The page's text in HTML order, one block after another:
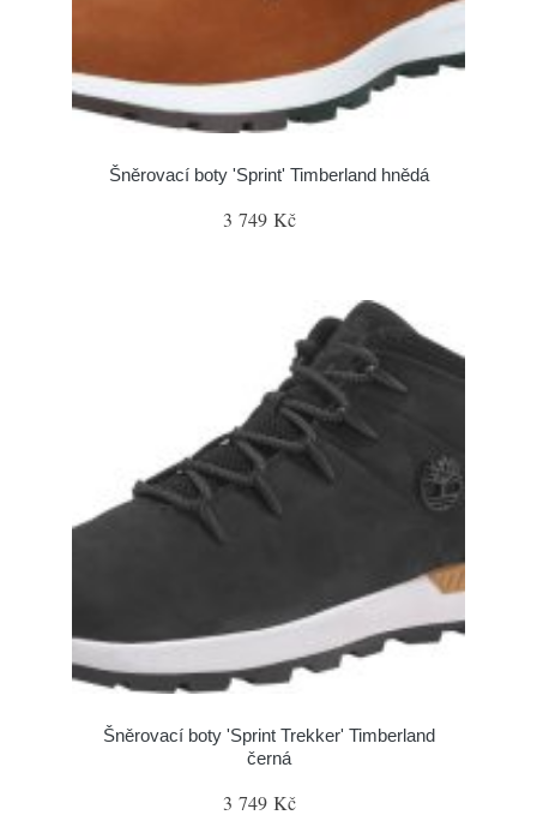
Šněrovací boty 'Sprint' Timberland hnědá
3 749 Kč
Šněrovací boty 'Sprint Trekker' Timberland
černá
3 749 Kč